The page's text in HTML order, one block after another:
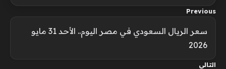
Previous
سعر الريال السعودي في مصر اليوم.. الأحد 31 مايو
2026
التالي